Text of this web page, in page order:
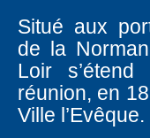
Situé aux
de la
Loir
réunion, en
Ville l’Evêque.